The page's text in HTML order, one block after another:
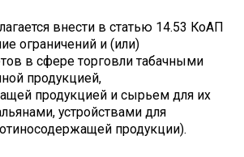
внести в статью 14.53 КоАП
ограничений и (или)
в сфере торговли табачными
продукцией,
продукцией и сырьем для их
устройствами для
продукции).